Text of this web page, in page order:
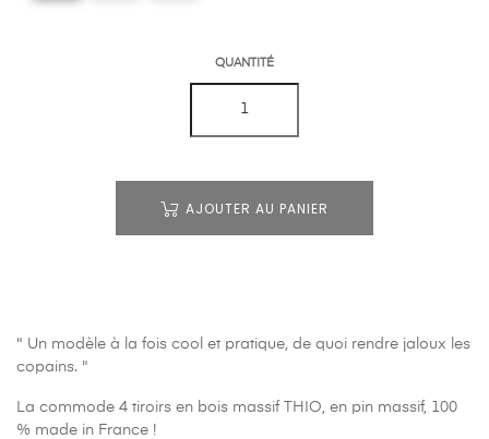
QUANTITÉ
AJOUTER AU PANIER
" Un modèle à la fois cool et pratique, de quoi rendre jaloux les
copains. "
La commode 4 tiroirs en bois massif THIO, en pin massif, 100
% made in France !